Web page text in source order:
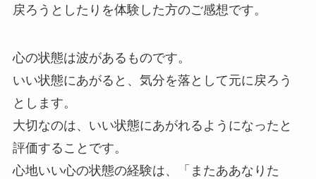
戻ろうとしたりを体験した方のご感想です。
心の状態は波があるものです。
いい状態にあがると、気分を落として元に戻ろう
とします。
大切なのは、いい状態にあがれるようになったと
評価することです。
心地いい心の状態の経験は、「またああなりた